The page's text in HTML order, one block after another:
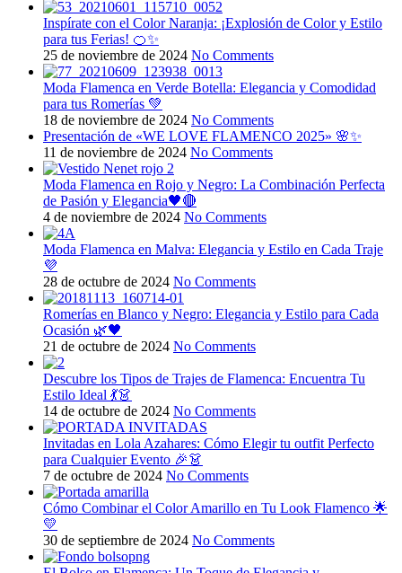
Inspírate con el Color Naranja: ¡Explosión de Color y Estilo
para tus Ferias! 🍊✨
25 de noviembre de 2024 No Comments
Moda Flamenca en Verde Botella: Elegancia y Comodidad
para tus Romerías 💚
18 de noviembre de 2024 No Comments
Presentación de «WE LOVE FLAMENCO 2025» 🌸✨
11 de noviembre de 2024 No Comments
Moda Flamenca en Rojo y Negro: La Combinación Perfecta
de Pasión y Elegancia🖤🔴
4 de noviembre de 2024 No Comments
Moda Flamenca en Malva: Elegancia y Estilo en Cada Traje
💜
28 de octubre de 2024 No Comments
Romerías en Blanco y Negro: Elegancia y Estilo para Cada
Ocasión 🌿🖤
21 de octubre de 2024 No Comments
Descubre los Tipos de Trajes de Flamenca: Encuentra Tu
Estilo Ideal 💃👗
14 de octubre de 2024 No Comments
Invitadas en Lola Azahares: Cómo Elegir tu outfit Perfecto
para Cualquier Evento 🎉👗
7 de octubre de 2024 No Comments
Cómo Combinar el Color Amarillo en Tu Look Flamenco 🌟
💛
30 de septiembre de 2024 No Comments